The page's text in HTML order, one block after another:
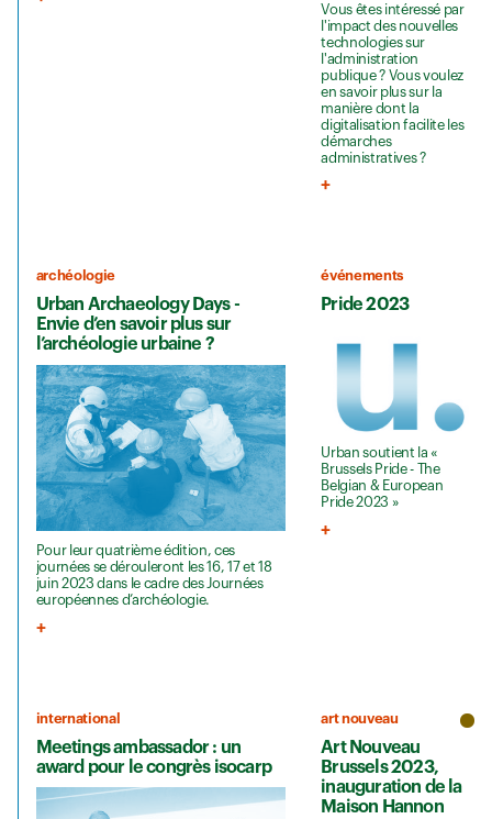
Vous êtes intéressé par
l'impact des nouvelles
technologies sur
l'administration
publique ? Vous voulez
en savoir plus sur la
manière dont la
digitalisation facilite les
démarches
administratives ?
archéologie
Urban Archaeology Days -
Envie d’en savoir plus sur
l’archéologie urbaine ?
Pour leur quatrième édition, ces
journées se dérouleront les 16, 17 et 18
juin 2023 dans le cadre des Journées
européennes d’archéologie.
événements
Pride 2023
Urban soutient la «
Brussels Pride - The
Belgian & European
Pride 2023 »
international
Meetings ambassador : un
award pour le congrès isocarp
art nouveau
Art Nouveau
Brussels 2023,
inauguration de la
Maison Hannon